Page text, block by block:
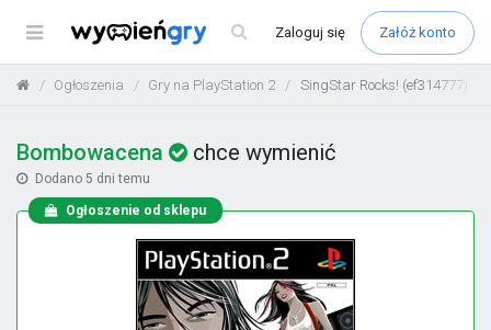
Menu Zaloguj się Załóż konto
Ogłoszenia Gry na PlayStation 2 SingStar Rocks! (ef314777)
Bombowacena chce wymienić
Dodano 5 dni temu
Ogłoszenie od sklepu